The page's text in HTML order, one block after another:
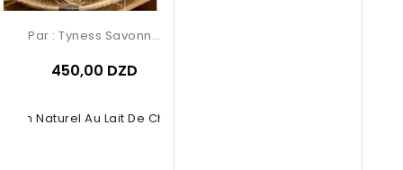
Naturel Au Lait De Chèvre
Par : Tyness Savonnerie
450,00 DZD